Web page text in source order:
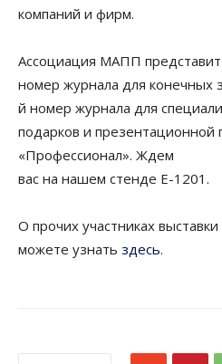
компаний и фирм.
Ассоциация МАПП
номер журнала для конечных
й номер журнала для
подарков и презентационной
«Профессионал». Ждем
вас на нашем стенде Е-1201.
О прочих участниках
можете узнать здесь.